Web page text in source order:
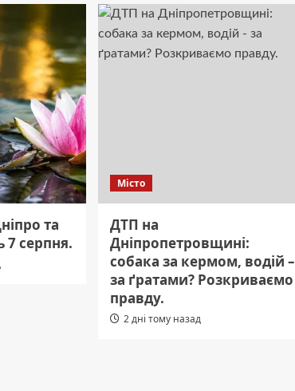
та
7 серпня.
Місто
ДТП на
Дніпропетровщині:
собака за кермом, водій –
за ґратами? Розкриваємо
правду.
2 дні тому назад